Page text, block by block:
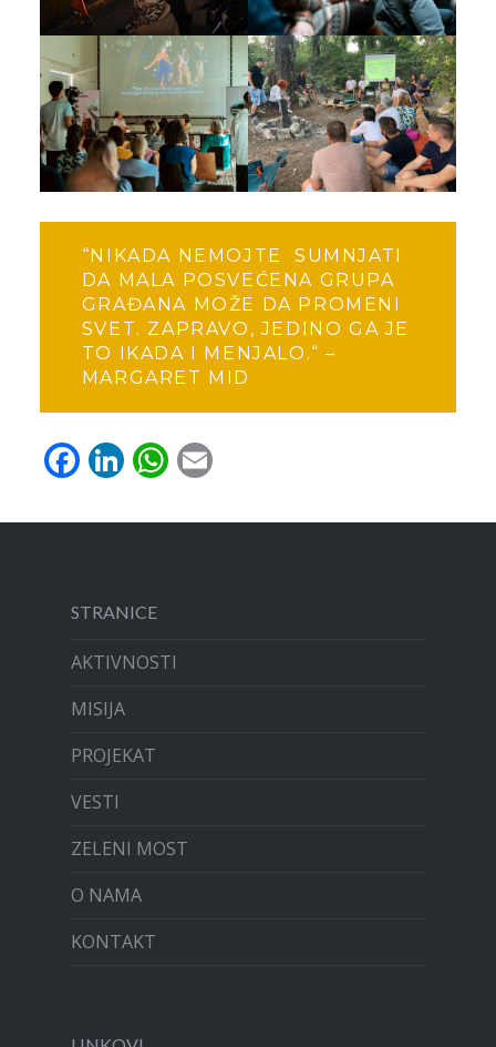
“NIKADA NEMOJTE SUMNJATI
DA MALA POSVEĆENA GRUPA
GRAĐANA MOŽE DA PROMENI
SVET. ZAPRAVO, JEDINO GA JE
TO IKADA I MENJALO.“ –
MARGARET MID
Facebook
LinkedIn
WhatsApp
Email
STRANICE
AKTIVNOSTI
MISIJA
PROJEKAT
VESTI
ZELENI MOST
O NAMA
KONTAKT